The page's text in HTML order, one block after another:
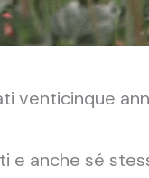
venticinque
e anche sé